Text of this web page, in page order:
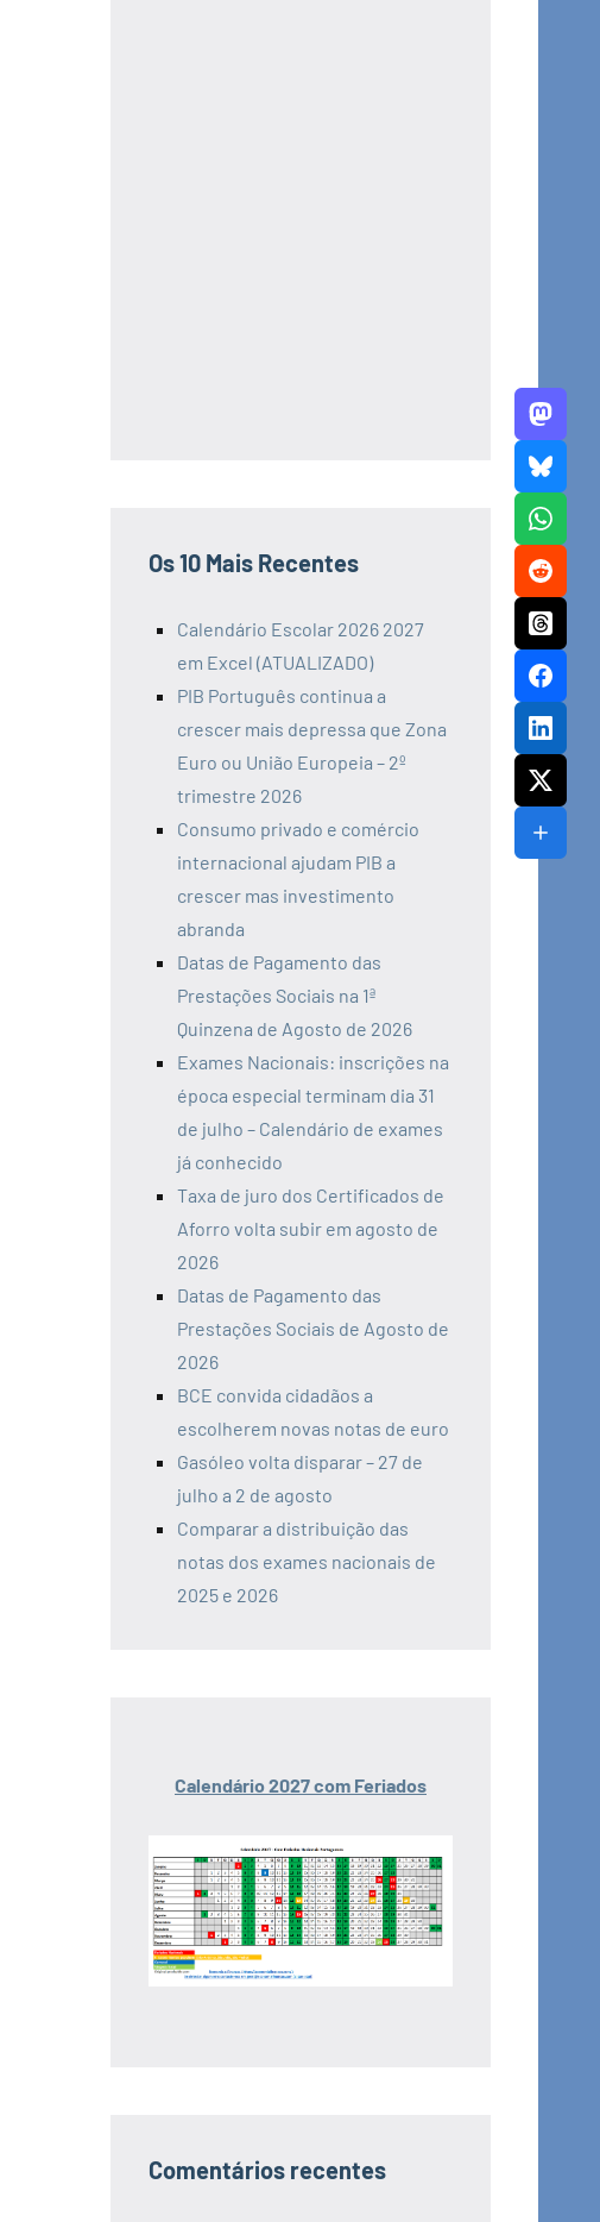
Os 10 Mais Recentes
Calendário Escolar 2026 2027
em Excel (ATUALIZADO)
PIB Português continua a
crescer mais depressa que Zona
Euro ou União Europeia – 2º
trimestre 2026
Consumo privado e comércio
internacional ajudam PIB a
crescer mas investimento
abranda
Datas de Pagamento das
Prestações Sociais na 1ª
Quinzena de Agosto de 2026
Exames Nacionais: inscrições na
época especial terminam dia 31
de julho – Calendário de exames
já conhecido
Taxa de juro dos Certificados de
Aforro volta subir em agosto de
2026
Datas de Pagamento das
Prestações Sociais de Agosto de
2026
BCE convida cidadãos a
escolherem novas notas de euro
Gasóleo volta disparar – 27 de
julho a 2 de agosto
Comparar a distribuição das
notas dos exames nacionais de
2025 e 2026
Calendário 2027 com Feriados
Comentários recentes